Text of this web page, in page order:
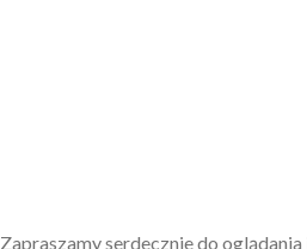
Zapraszamy serdecznie do